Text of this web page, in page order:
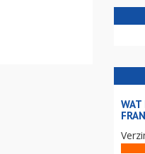
WAT